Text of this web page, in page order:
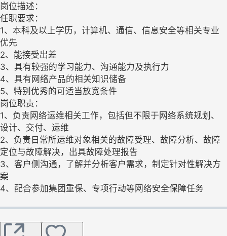
岗位描述：
任职要求：
1、本科及以上学历，计算机、通信、信息安全等相关专业
优先
2、能接受出差
3、具有较强的学习能力、沟通能力及执行力
4、具有网络产品的相关知识储备
5、特别优秀的可适当放宽条件
岗位职责：
1、负责网络运维相关工作，包括但不限于网络系统规划、
设计、交付、运维
2、负责日常所运维对象相关的故障受理、故障分析、故障
定位与故障解决，出具故障处理报告
3、客户侧沟通，了解并分析客户需求，制定针对性解决方
案
4、配合参加集团重保、专项行动等网络安全保障任务